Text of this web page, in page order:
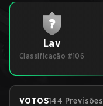
Lav
Classificação #106
VOTOS144 Previsões